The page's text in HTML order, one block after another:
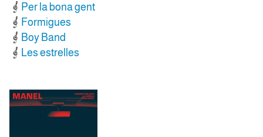
Per la bona gent
Formigues
Boy Band
Les estrelles